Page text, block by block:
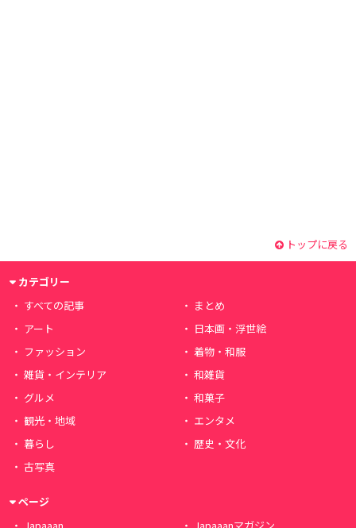
トップに戻る
カテゴリー
すべての記事
まとめ
アート
日本画・浮世絵
ファッション
着物・和服
雑貨・インテリア
和雑貨
グルメ
和菓子
観光・地域
エンタメ
暮らし
歴史・文化
古写真
ページ